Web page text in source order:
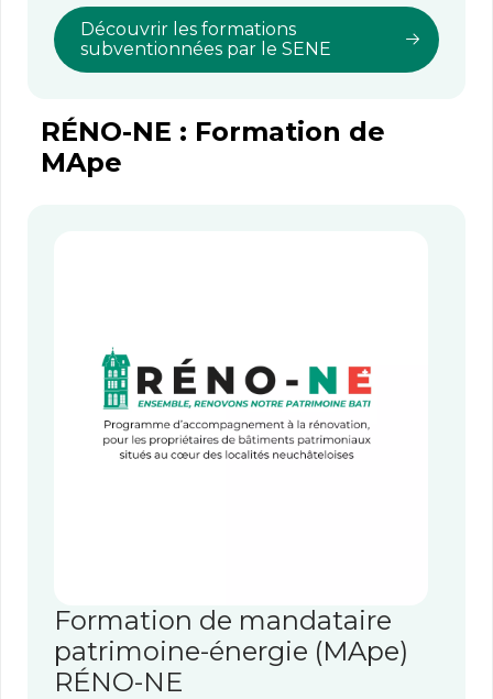
Découvrir les formations
subventionnées par le SENE
RÉNO-NE​ : Formation de
MApe
Formation de mandataire
patrimoine-énergie (MApe)​
RÉNO-NE​